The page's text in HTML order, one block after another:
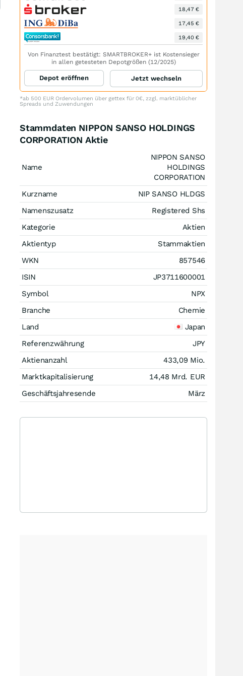
18,47 €
17,45 €
19,40 €
Von Finanztest bestätigt: SMARTBROKER+ ist Kostensieger
in allen getesteten Depotgrößen (12/2025)
Depot eröffnen Jetzt wechseln
*ab 500 EUR Ordervolumen über gettex für 0€, zzgl. marktüblicher
Spreads und Zuwendungen
Stammdaten NIPPON SANSO HOLDINGS
CORPORATION Aktie
Name
NIPPON SANSO
HOLDINGS
CORPORATION
Kurzname
NIP SANSO HLDGS
Namenszusatz
Registered Shs
Kategorie
Aktien
Aktientyp
Stammaktien
WKN
857546
ISIN
JP3711600001
Symbol
NPX
Branche
Chemie
Land
Japan
Referenzwährung
JPY
Aktienanzahl
433,09 Mio.
Marktkapitalisierung
14,48 Mrd. EUR
Geschäftsjahresende
März